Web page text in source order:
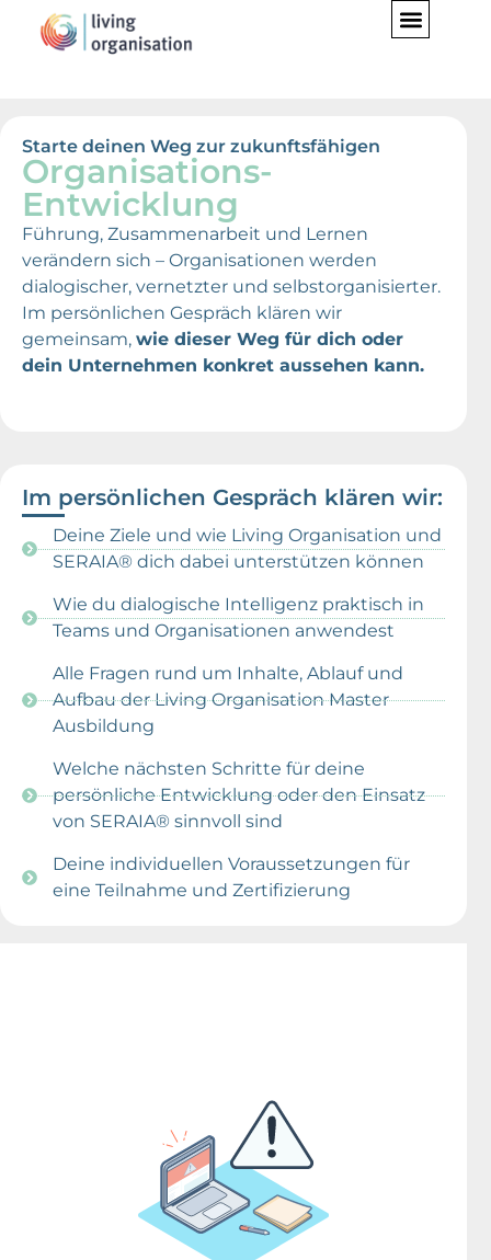
Starte deinen Weg zur zukunftsfähigen
Organisations-
Entwicklung
Führung, Zusammenarbeit und Lernen
verändern sich – Organisationen werden
dialogischer, vernetzter und selbstorganisierter.
Im persönlichen Gespräch klären wir
gemeinsam, wie dieser Weg für dich oder
dein Unternehmen konkret aussehen kann.
Im persönlichen Gespräch klären wir:
Deine Ziele und wie Living Organisation und
SERAIA® dich dabei unterstützen können
Wie du dialogische Intelligenz praktisch in
Teams und Organisationen anwendest
Alle Fragen rund um Inhalte, Ablauf und
Aufbau der Living Organisation Master
Ausbildung
Welche nächsten Schritte für deine
persönliche Entwicklung oder den Einsatz
von SERAIA® sinnvoll sind
Deine individuellen Voraussetzungen für
eine Teilnahme und Zertifizierung